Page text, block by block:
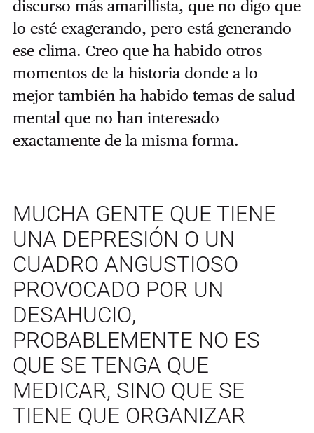
discurso más amarillista, que no digo que
lo esté exagerando, pero está generando
ese clima. Creo que ha habido otros
momentos de la historia donde a lo
mejor también ha habido temas de salud
mental que no han interesado
exactamente de la misma forma.
MUCHA GENTE QUE TIENE
UNA DEPRESIÓN O UN
CUADRO ANGUSTIOSO
PROVOCADO POR UN
DESAHUCIO,
PROBABLEMENTE NO ES
QUE SE TENGA QUE
MEDICAR, SINO QUE SE
TIENE QUE ORGANIZAR